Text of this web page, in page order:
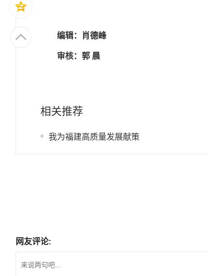
编辑：肖德峰
审核：郭 晨
相关推荐
我为福建高质量发展献策
网友评论: